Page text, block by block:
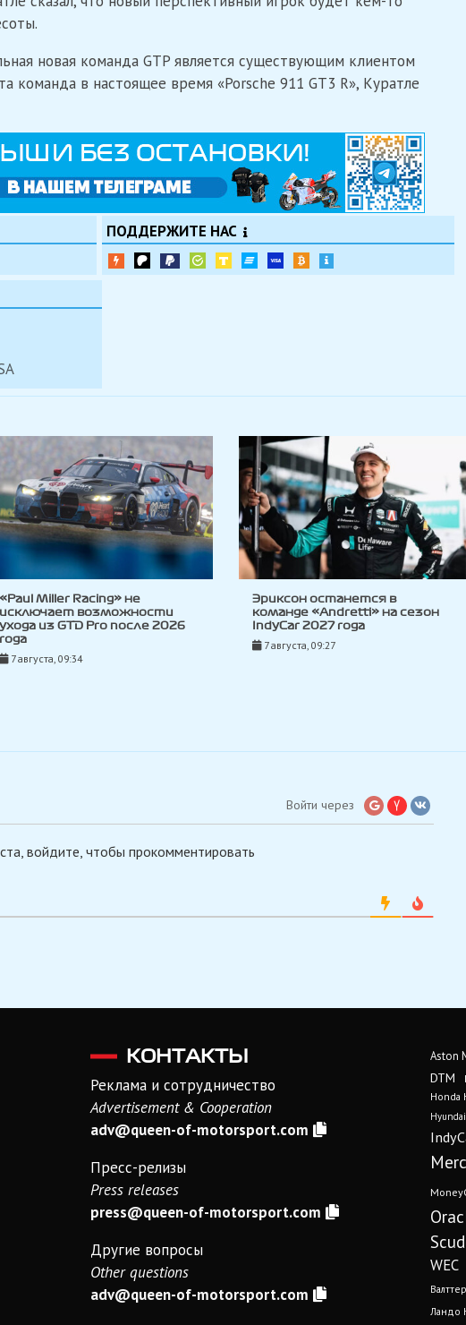
новая команда GTP является существующим клиентом
команда в настоящее время «Porsche 911 GT3 R», Куратле
ПОДДЕРЖИТЕ НАС
«Paul Miller Racing» не
исключает возможности
ухода из GTD Pro после 2026
года
7 августа, 09:34
Эриксон останется в
команде «Andretti» на сезон
IndyCar 2027 года
7 августа, 09:27
Войти через
войдите, чтобы прокомментировать
КОНТАКТЫ
Реклама и сотрудничество
Advertisement & Cooperation
adv@queen-of-motorsport.com
Пресс-релизы
Press releases
press@queen-of-motorsport.com
Другие вопросы
Other questions
adv@queen-of-motorsport.com
Aston
DTM
Honda
WEC
Ландо